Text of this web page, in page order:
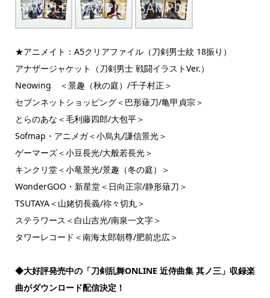
★アニメイト：A5クリアファイル（刀剣男士紋 18振り）
アナザージャケット（刀剣男士 戦闘イラストVer.）
Neowing ＜景趣（秋の庭）/千子村正＞
セブンネットショッピング＜巴形薙刀/亀甲貞宗＞
とらのあな＜毛利藤四郎/大包平＞
Sofmap・アニメガ＜小烏丸/謙信景光＞
ゲーマーズ＜小豆長光/大般若長光＞
キンクリ堂＜小竜景光/景趣（冬の庭）＞
WonderGOO・新星堂＜日向正宗/静形薙刀＞
TSUTAYA＜山姥切長義/祢々切丸＞
ステラワース＜白山吉光/南泉一文字＞
タワーレコード＜南海太郎朝尊/肥前忠広＞
◆大好評発売中の「刀剣乱舞ONLINE 近侍曲集 其ノ三」収録楽
曲がダウンロード配信決定 ！